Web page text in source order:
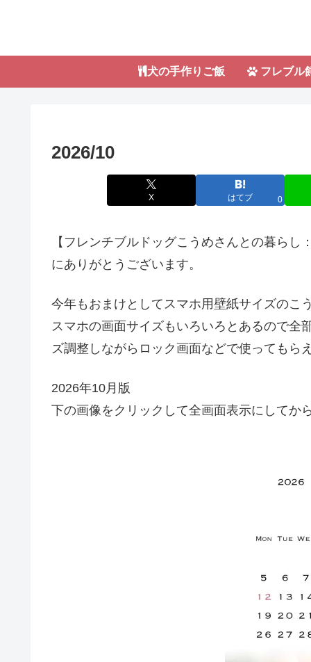
犬の手作りご飯 フレブル
2026/10
X はてブ 0
【フレンチブルドッグこうめさんとの暮ら
にありがとうございます。
今年もおまけとしてスマホ用壁紙サイズのこ
スマホの画面サイズもいろいろとあるので全
ズ調整しながらロック画面などで使ってもら
2026年10月版
下の画像をクリックして全画面表示にしてか